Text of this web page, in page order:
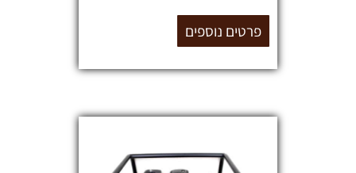
פרטים נוספים